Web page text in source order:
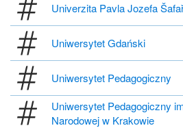
Univerzita Pavla Jozefa
Uniwersytet Gdański
Uniwersytet Pedagogiczny
Uniwersytet Pedagogiczny
Narodowej w Krakowie